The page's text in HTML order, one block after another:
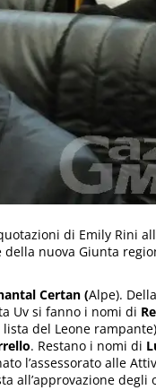
di Emily Rini
nuova Giunta
Certan (Alpe).
Uv si fanno i nomi di
del Leone
. Restano i nomi di
l’assessorato alle
all’approvazione degli